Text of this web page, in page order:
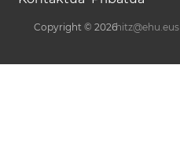
Copyright © 2026hitz@ehu.eus